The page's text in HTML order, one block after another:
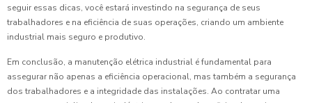
seguir essas dicas, você estará investindo na segurança de seus
trabalhadores e na eficiência de suas operações, criando um ambiente
industrial mais seguro e produtivo.
Em conclusão, a manutenção elétrica industrial é fundamental para
assegurar não apenas a eficiência operacional, mas também a segurança
dos trabalhadores e a integridade das instalações. Ao contratar uma